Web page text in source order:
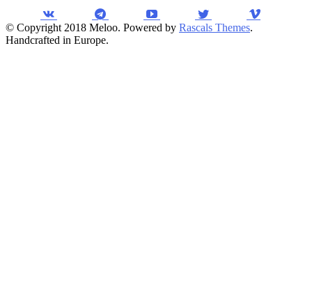
© Copyright 2018 Meloo. Powered by Rascals Themes.
Handcrafted in Europe.